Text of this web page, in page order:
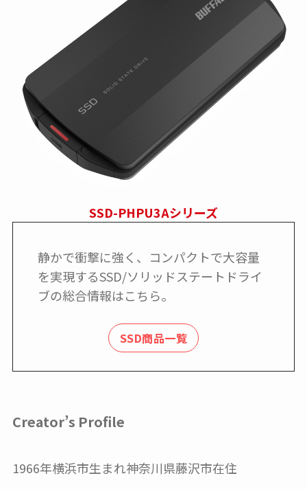
SSD-PHPU3Aシリーズ
静かで衝撃に強く、コンパクトで大容量
を実現するSSD/ソリッドステートドライ
ブの総合情報はこちら。
SSD商品一覧
Creator’s Profile
1966年横浜市生まれ神奈川県藤沢市在住